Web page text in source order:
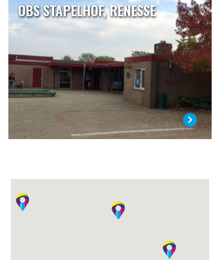
OBS STAPELHOF, RENESSE
OBS STAPELHOF, RENESSE
Onze school is gelegen in het centrum van Renesse aan de
Mauritsweg 10. Sinds enkele jaren werken wij steeds met
een leerlingaantal van rond de 80 leerlingen. We gaan er
vanuit dat met dit aantal er steeds met vier
combinatiegroepen gewerkt kan worden.
LEES MEER